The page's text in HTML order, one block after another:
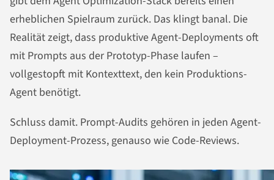
erheblichen Spielraum zurück. Das klingt banal. Die
Realität zeigt, dass produktive Agent-Deployments oft
mit Prompts aus der Prototyp-Phase laufen –
vollgestopft mit Kontexttext, den kein Produktions-
Agent benötigt.
Schluss damit. Prompt-Audits gehören in jeden Agent-
Deployment-Prozess, genauso wie Code-Reviews.